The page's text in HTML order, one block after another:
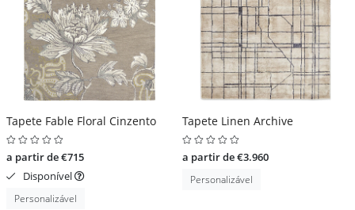
Tapete Fable Floral Cinzento
a partir de €715
Disponível
Personalizável
Tapete Linen Archive
a partir de €3.960
Personalizável